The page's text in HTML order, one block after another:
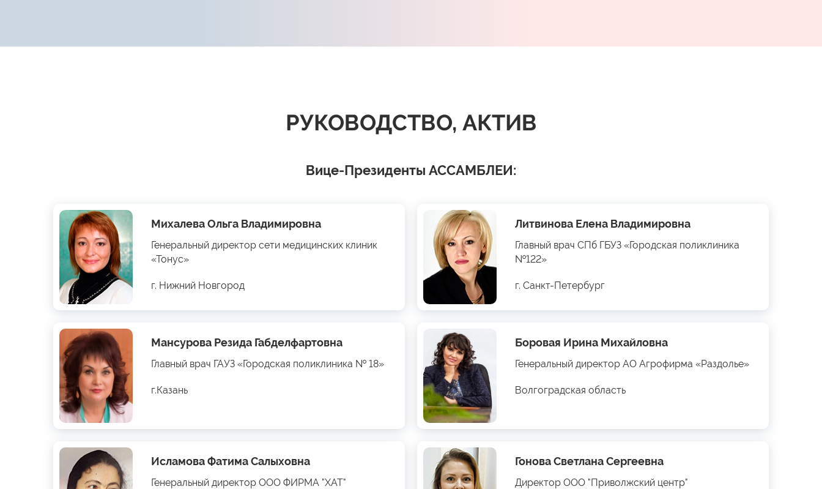
РУКОВОДСТВО, АКТИВ
Вице-Президенты АССАМБЛЕИ:
Михалева Ольга Владимировна
Генеральный директор сети медицинских клиник
«Тонус»
г. Нижний Новгород
Литвинова Елена Владимировна
Главный врач СПб ГБУЗ «Городская поликлиника
№122»
г. Санкт-Петербург
Мансурова Резида Габделфартовна
Главный врач ГАУЗ «Городская поликлиника № 18»
г.Казань
Боровая Ирина Михайловна
Генеральный директор АО Агрофирма «Раздолье»
Волгоградская область
Исламова Фатима Салыховна
Генеральный директор ООО ФИРМА "ХАТ"
Гонова Светлана Сергеевна
Директор ООО "Приволжский центр"